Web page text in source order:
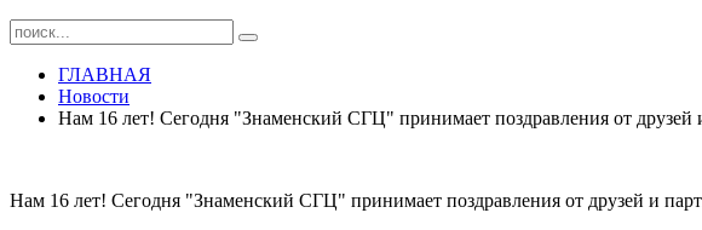
ГЛАВНАЯ
Новости
Нам 16 лет! Сегодня "Знаменский СГЦ" принимает поздравления от друзей
Нам 16 лет! Сегодня "Знаменский СГЦ" принимает поздравления от друзей и